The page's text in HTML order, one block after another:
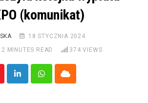
(komunikat)
18 STYCZNIA 2024
2 MINUTES READ 374 VIEWS
LinkedInWhatsappCloud